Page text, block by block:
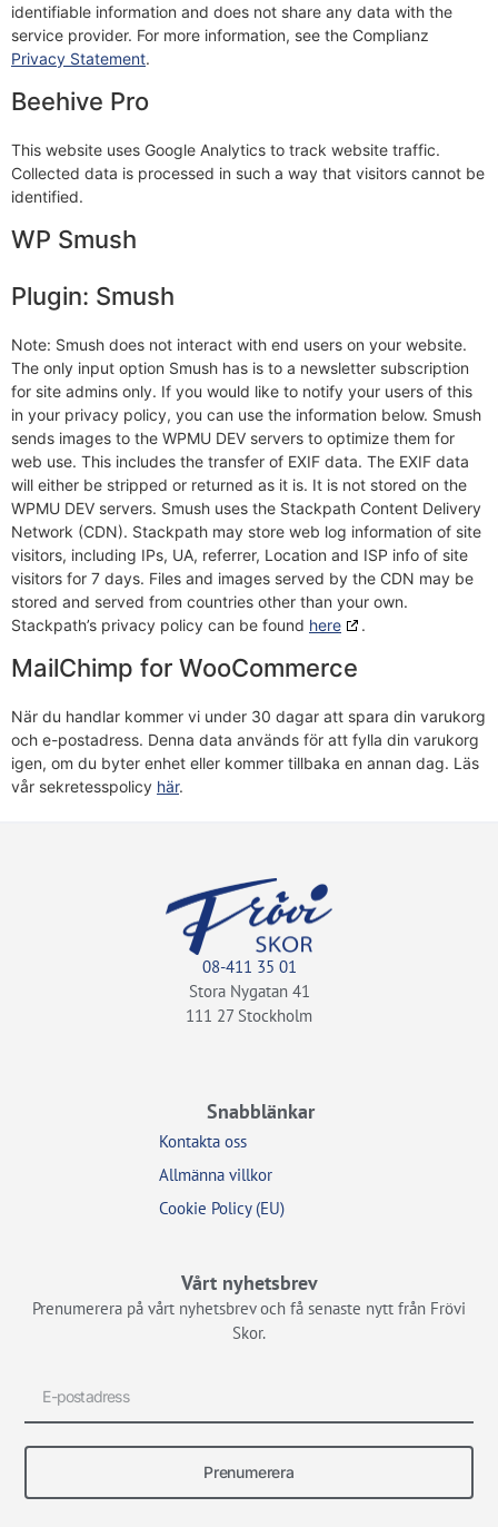
identifiable information and does not share any data with the
service provider. For more information, see the Complianz
Privacy Statement.
Beehive Pro
This website uses Google Analytics to track website traffic.
Collected data is processed in such a way that visitors cannot be
identified.
WP Smush
Plugin: Smush
Note: Smush does not interact with end users on your website.
The only input option Smush has is to a newsletter subscription
for site admins only. If you would like to notify your users of this
in your privacy policy, you can use the information below. Smush
sends images to the WPMU DEV servers to optimize them for
web use. This includes the transfer of EXIF data. The EXIF data
will either be stripped or returned as it is. It is not stored on the
WPMU DEV servers. Smush uses the Stackpath Content Delivery
Network (CDN). Stackpath may store web log information of site
visitors, including IPs, UA, referrer, Location and ISP info of site
visitors for 7 days. Files and images served by the CDN may be
stored and served from countries other than your own.
Stackpath’s privacy policy can be found here .
MailChimp for WooCommerce
När du handlar kommer vi under 30 dagar att spara din varukorg
och e-postadress. Denna data används för att fylla din varukorg
igen, om du byter enhet eller kommer tillbaka en annan dag. Läs
vår sekretesspolicy här.
08-411 35 01
Stora Nygatan 41
111 27 Stockholm
Snabblänkar
Kontakta oss
Allmänna villkor
Cookie Policy (EU)
Vårt nyhetsbrev
Prenumerera på vårt nyhetsbrev och få senaste nytt från Frövi
Skor.
Prenumerera